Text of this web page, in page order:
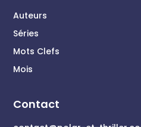
Auteurs
Séries
Mots Clefs
Mois
Contact